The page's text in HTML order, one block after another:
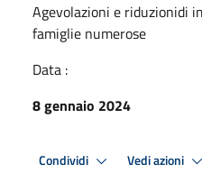
Agevolazioni e riduzionidi
famiglie numerose
Data :
8 gennaio 2024
Condividi Vedi azioni